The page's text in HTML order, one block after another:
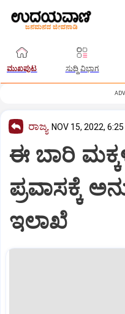
ಮುಖಪುಟ ಸುದ್ದಿ ವಿಭಾಗ
ರಾಜ್ಯ NOV 15, 2022,
ಈ ಬಾರಿ
ಪ್ರವಾಸಕ್ಕೆ
ಇಲಾಖೆ